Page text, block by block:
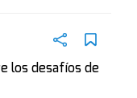
los desafíos de